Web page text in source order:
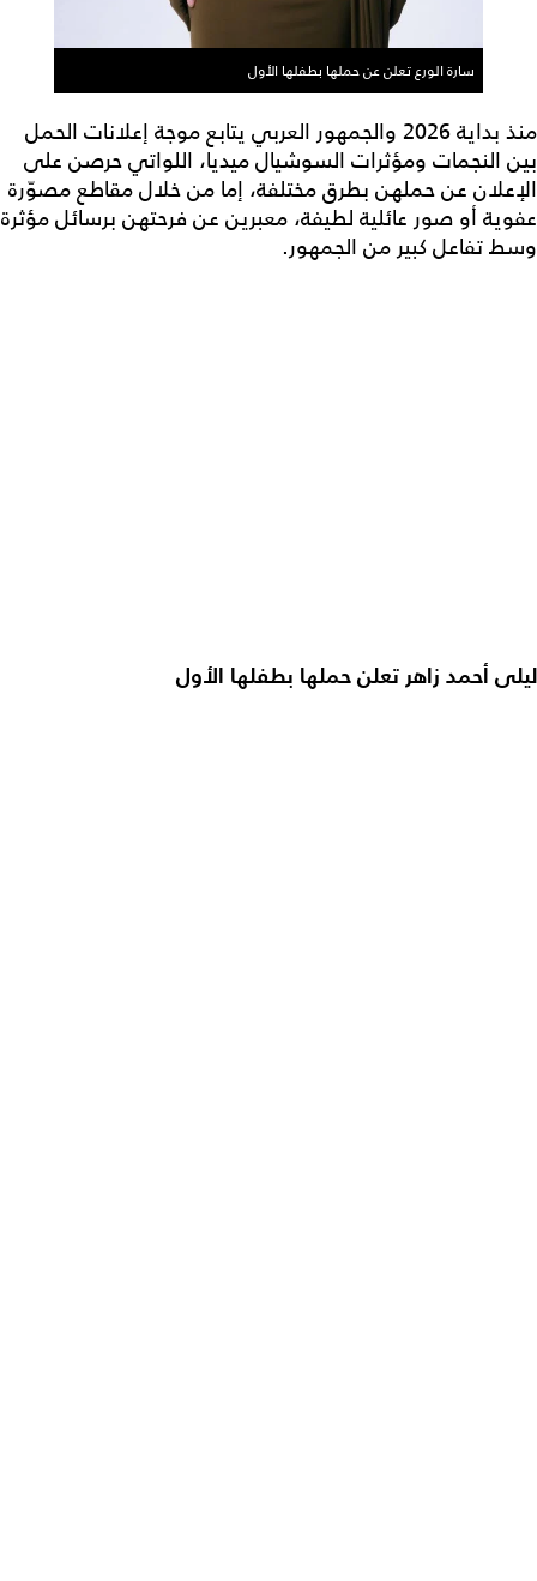
سارة الورع تعلن عن حملها بطفلها الأول
منذ بداية 2026 والجمهور العربي يتابع موجة إعلانات الحمل
بين النجمات ومؤثرات السوشيال ميديا، اللواتي حرصن على
الإعلان عن حملهن بطرق مختلفة، إما من خلال مقاطع مصوّرة
عفوية أو صور عائلية لطيفة، معبرين عن فرحتهن برسائل مؤثرة
وسط تفاعل كبير من الجمهور.
ليلى أحمد زاهر تعلن حملها بطفلها الأول